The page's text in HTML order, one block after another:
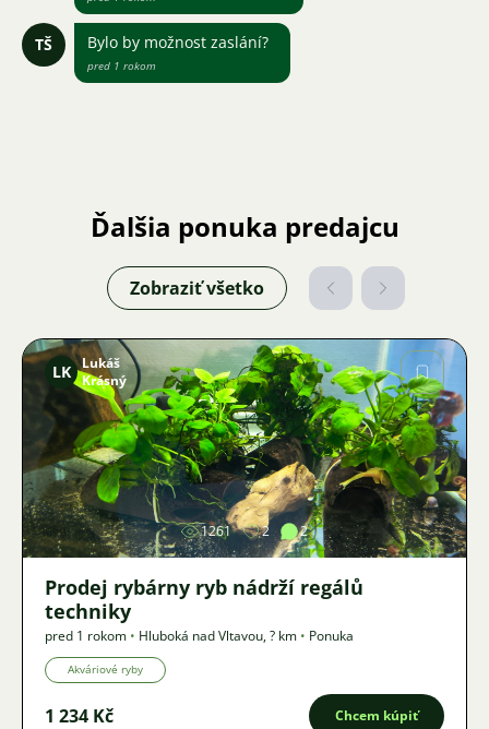
TŠ Bylo by možnost zaslání?
pred 1 rokom
Ďalšia ponuka predajcu
Zobraziť všetko
Obrázok
LK
Lukáš
Krásný
1261 2 2
Prodej rybárny ryb nádrží regálů
techniky
pred 1 rokom • Hluboká nad Vltavou,? km • Ponuka
Akváriové ryby
1 234 Kč Chcem kúpiť